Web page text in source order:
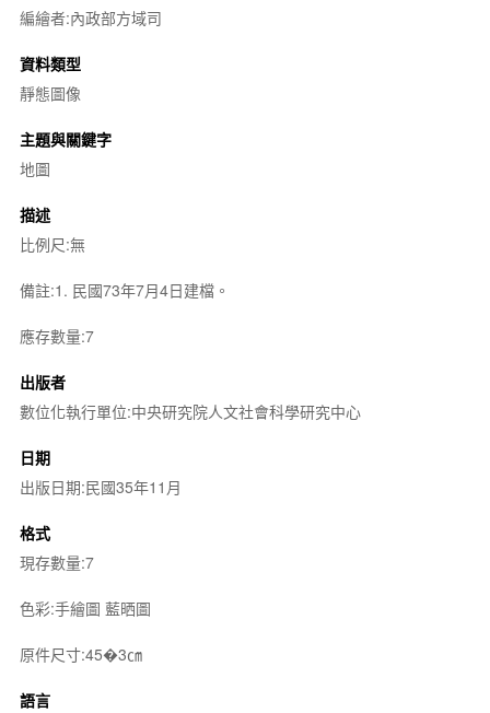
編繪者:內政部方域司
資料類型
靜態圖像
主題與關鍵字
地圖
描述
比例尺:無
備註:1. 民國73年7月4日建檔。
應存數量:7
出版者
數位化執行單位:中央研究院人文社會科學研究中心
日期
出版日期:民國35年11月
格式
現存數量:7
色彩:手繪圖 藍晒圖
原件尺寸:45�3㎝
語言